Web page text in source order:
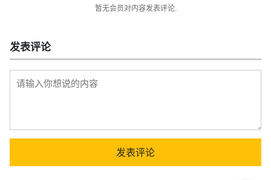
暂无会员对内容发表评论.
发表评论